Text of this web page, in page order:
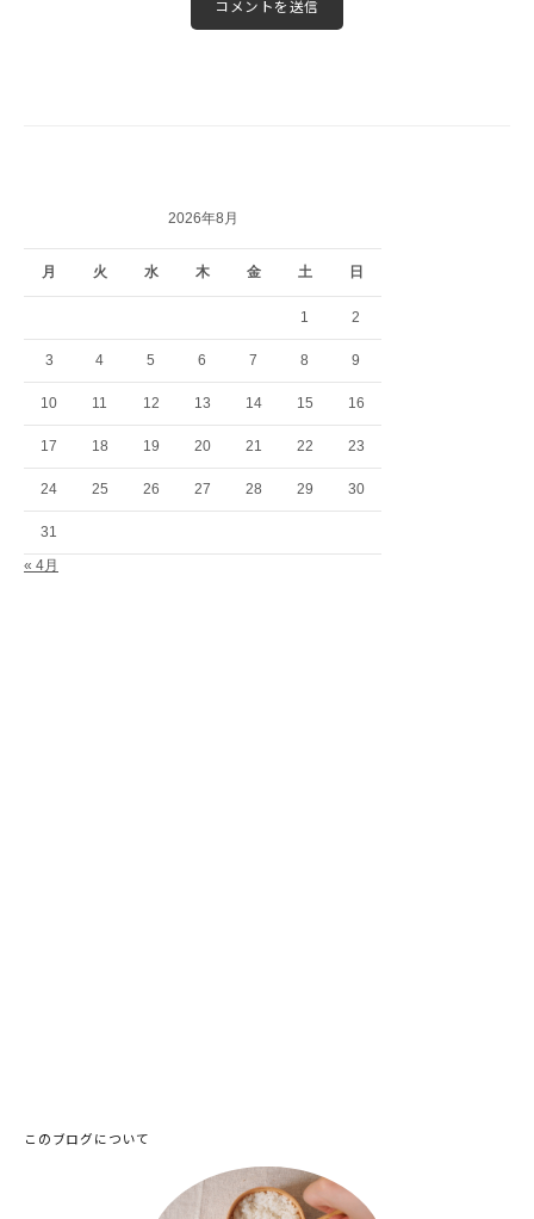
2026年8月
月 火 水 木 金 土 日
1 2
3 4 5 6 7 8 9
10 11 12 13 14 15 16
17 18 19 20 21 22 23
24 25 26 27 28 29 30
31
« 4月
このブログについて